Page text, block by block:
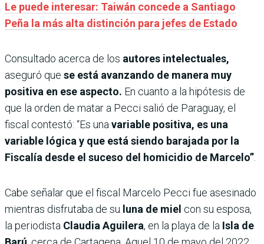
Le puede interesar: Taiwán concede a Santiago
Peña la más alta distinción para jefes de Estado
Consultado acerca de los autores intelectuales,
aseguró que se está avanzando de manera muy
positiva en ese aspecto. En cuanto a la hipótesis de
que la orden de matar a Pecci salió de Paraguay, el
fiscal contestó: “Es unavariable positiva, es una
variable lógica y que está siendo barajada por la
Fiscalía desde el suceso del homicidio de Marcelo”.
Cabe señalar que el fiscal Marcelo Pecci fue asesinado
mientras disfrutaba de su luna de miel con su esposa,
la periodista Claudia Aguilera, en la playa de la Isla de